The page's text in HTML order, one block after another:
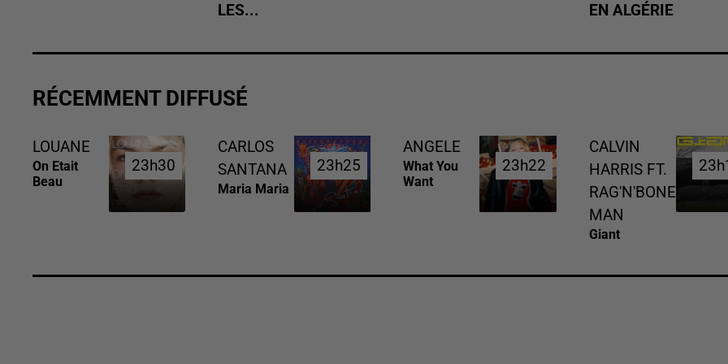
LES...
EN ALGÉRIE
RÉCEMMENT DIFFUSÉ
LOUANE
On Etait
Beau
23h30
23h30
CARLOS
SANTANA
Maria Maria
23h25
23h25
ANGELE
What You
Want
23h22
23h22
CALVIN
HARRIS FT.
RAG'N'BONE
MAN
Giant